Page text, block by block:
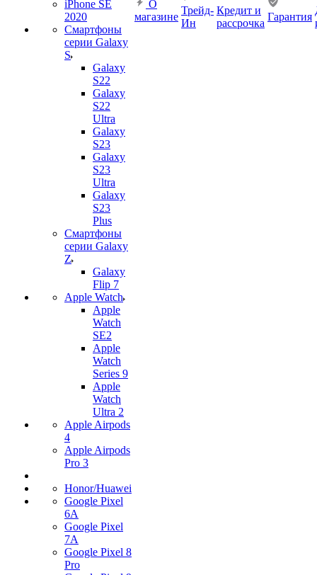
iPhone SE
2020
Смартфоны
серии Galaxy
S
Galaxy
S22
Galaxy
S22
Ultra
Galaxy
S23
Galaxy
S23
Ultra
Galaxy
S23
Plus
Смартфоны
серии Galaxy
Z
Galaxy
Flip 7
Apple Watch
Apple
Watch
SE2
Apple
Watch
Series 9
Apple
Watch
Ultra 2
Apple Airpods
4
Apple Airpods
Pro 3
Honor/Huawei
Google Pixel
6A
Google Pixel
7А
Google Pixel 8
Pro
О
магазине
Трейд-
Ин
Кредит и
рассрочка
Гарантия